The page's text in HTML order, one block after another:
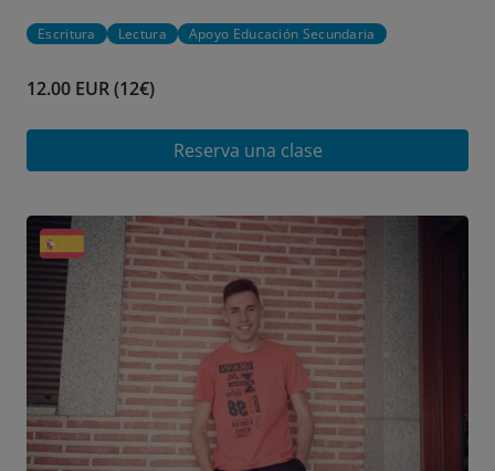
Escritura Lectura Apoyo Educación Secundaria
12.00 EUR (12€)
Reserva una clase